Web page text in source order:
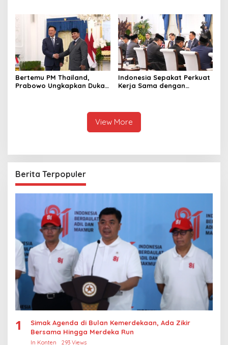
Pendaftaran Resminya di
Sini
Bertemu PM Thailand,
Prabowo Ungkapkan Duka
Indonesia Sepakat Perkuat
Kerja Sama dengan
View More
Berita Terpopuler
1
Simak Agenda di Bulan Kemerdekaan, Ada Zikir
Bersama Hingga Merdeka Run
In Konten 293 Views